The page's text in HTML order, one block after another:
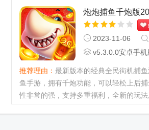
炮炮捕鱼千炮版
2023-11-06
v5.3.0.0安卓手机
推荐理由： 最新版本的经典全民街机捕
鱼手游，拥有千炮功能，可以轻松上后
性非常的强，支持多重福利，全新的玩